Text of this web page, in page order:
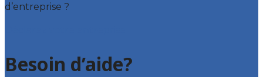
d’entreprise ?
Besoin d’aide?